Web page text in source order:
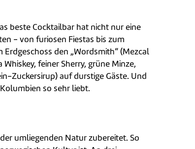
beste Cocktailbar hat nicht nur eine
- von furiosen Fiestas bis zum
den „Wordsmith“ (Mezcal
feiner Sherry, grüne Minze,
Zuckersirup) auf durstige Gäste. Und
so sehr liebt.
umliegenden Natur zubereitet. So